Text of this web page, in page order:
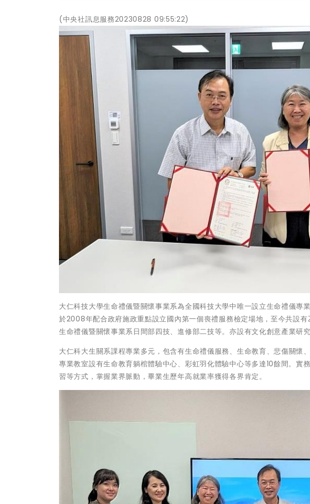
(中央社訊息服務20230828 09:55:22)
大仁科技大學生命禮儀暨關懷事業系為全國科技大學中唯一設立生命禮儀專
於2008年配合政府施政重點設立國內第一個喪禮服務檢定場地，至今共設有
生命禮儀暨關懷事業系日間部四技、進修部二技等。亦設有文化創意產業研
大仁科大生關系課程專業多元，包含有生命禮儀服務、生命教育、悲傷關懷
專業教室設有生命教育躺棺體驗中心、彩虹羽化體驗中心等多達10餘間。實
習等方式，掌握業界脈動，畢業生歷年高就業率獲得各界肯定。